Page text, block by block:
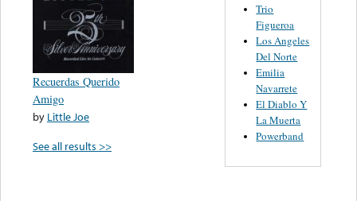
Recuerdas Querido
Amigo
by Little Joe
See all results >>
Trio
Figueroa
Los Angeles
Del Norte
Emilia
Navarrete
El Diablo Y
La Muerta
Powerband